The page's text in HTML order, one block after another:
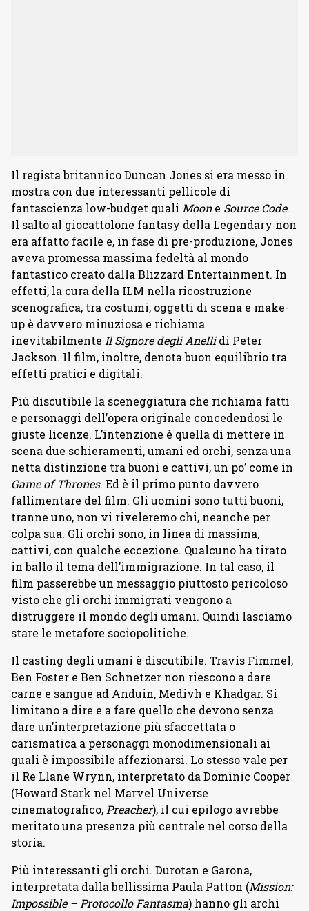
Il regista britannico Duncan Jones si era messo in
mostra con due interessanti pellicole di
fantascienza low-budget quali Moone Source Code.
Il salto al giocattolone fantasy della Legendary non
era affatto facile e, in fase di pre-produzione, Jones
aveva promessa massima fedeltà al mondo
fantastico creato dalla Blizzard Entertainment. In
effetti, la cura della ILM nella ricostruzione
scenografica, tra costumi, oggetti di scena e make-
up è davvero minuziosa e richiama
inevitabilmente Il Signore degli Anellidi Peter
Jackson. Il film, inoltre, denota buon equilibrio tra
effetti pratici e digitali.
Più discutibile la sceneggiatura che richiama fatti
e personaggi dell’opera originale concedendosi le
giuste licenze. L’intenzione è quella di mettere in
scena due schieramenti, umani ed orchi, senza una
netta distinzione tra buoni e cattivi, un po’ come in
Game of Thrones. Ed è il primo punto davvero
fallimentare del film. Gli uomini sono tutti buoni,
tranne uno, non vi riveleremo chi, neanche per
colpa sua. Gli orchi sono, in linea di massima,
cattivi, con qualche eccezione. Qualcuno ha tirato
in ballo il tema dell’immigrazione. In tal caso, il
film passerebbe un messaggio piuttosto pericoloso
visto che gli orchi immigrati vengono a
distruggere il mondo degli umani. Quindi lasciamo
stare le metafore sociopolitiche.
Il casting degli umani è discutibile. Travis Fimmel,
Ben Foster e Ben Schnetzer non riescono a dare
carne e sangue ad Anduin, Medivh e Khadgar. Si
limitano a dire e a fare quello che devono senza
dare un’interpretazione più sfaccettata o
carismatica a personaggi monodimensionali ai
quali è impossibile affezionarsi. Lo stesso vale per
il Re Llane Wrynn, interpretato da Dominic Cooper
(Howard Stark nel Marvel Universe
cinematografico, Preacher), il cui epilogo avrebbe
meritato una presenza più centrale nel corso della
storia.
Più interessanti gli orchi. Durotan e Garona,
interpretata dalla bellissima Paula Patton (Mission:
Impossible – Protocollo Fantasma) hanno gli archi